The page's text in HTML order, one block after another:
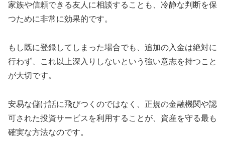
家族や信頼できる友人に相談することも、冷静な判断を保
つために非常に効果的です。
もし既に登録してしまった場合でも、追加の入金は絶対に
行わず、これ以上深入りしないという強い意志を持つこと
が大切です。
安易な儲け話に飛びつくのではなく、正規の金融機関や認
可された投資サービスを利用することが、資産を守る最も
確実な方法なのです。